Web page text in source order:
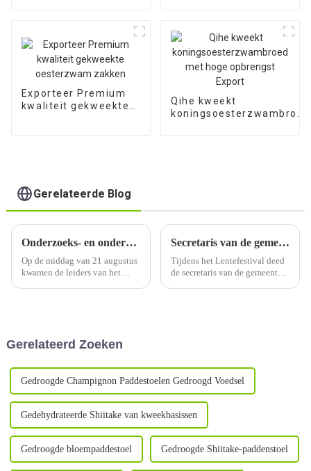
Exporteer Premium
kwaliteit gekweekte
Qihe kweekt
koningsoesterzwambroed
Gerelateerde Blog
Onderzoeks- en onderzoeksgroep van de Shandong Provinciale Academie voor Sociale Wetenschappen
Op de middag van 21 augustus
kwamen de leiders van het
onderzoek. De...
Secretaris van de gemeente Zibo Jiang Dun Tao onderzocht de basis van de Yiyuan Shiitake-paddenstoel Industriële armoedebestrijding van Qihe Biotech
Tijdens het Lentefestival deed
de secretaris van de gemeente
Gerelateerd Zoeken
Gedroogde Champignon Paddestoelen Gedroogd Voedsel
Gedehydrateerde Shiitake van kweekbasissen
Gedroogde bloempaddestoel Gedroogde Shiitake-paddenstoel